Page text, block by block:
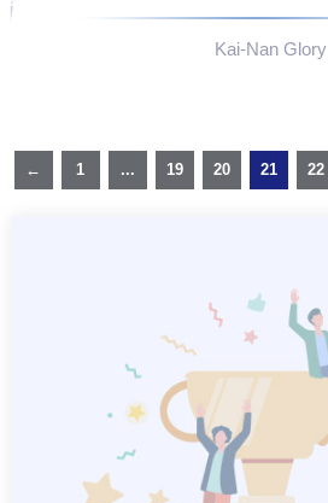
Kai-Nan Glory
← 1 ... 19 20 21 22